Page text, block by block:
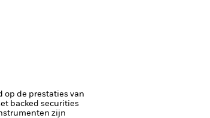
de prestaties van
backed securities
zijn